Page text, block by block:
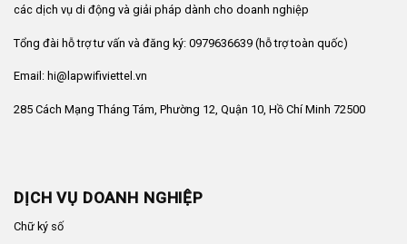
các dịch vụ di động và giải pháp dành cho doanh nghiệp
Tổng đài hỗ trợ tư vấn và đăng ký: 0979636639 (hỗ trợ toàn quốc)
Email: hi@lapwifiviettel.vn
285 Cách Mạng Tháng Tám, Phường 12, Quận 10, Hồ Chí Minh 72500
DỊCH VỤ DOANH NGHIỆP
Chữ ký số